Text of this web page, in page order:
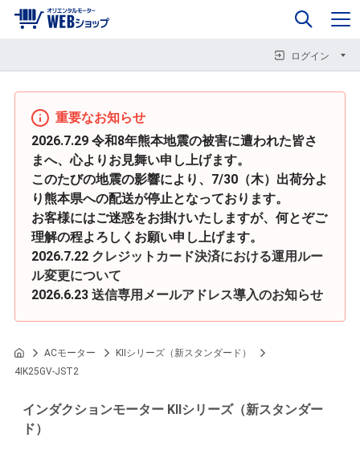
企業情報
ログイン
カート 0
重要なお知らせ
2026.7.29 令和8年熊本地震の被害に遭われた皆さ
まへ、心よりお見舞い申し上げます。
このたびの地震の影響により、7/30（木）出荷分よ
り熊本県への配送が停止となっております。
お客様にはご迷惑をお掛けいたしますが、何とぞご
理解の程よろしくお願い申し上げます。
2026.7.22 クレジットカード決済における運用ルー
ル変更について
2026.6.23 送信専用メールアドレス導入のお知らせ
ACモーター
KIIシリーズ（新スタンダード）
4IK25GV-JST2
インダクションモーター KIIシリーズ（新スタンダー
ド）